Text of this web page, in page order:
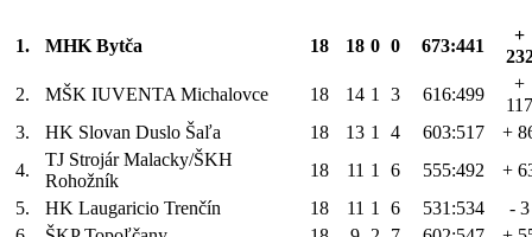
1. MHK Bytča 18 18 0 0 673:441
+
2.
MŠK IUVENTA Michalovce 18 14 1 3 616:499
+
117
3.
HK Slovan Duslo Šaľa 18 13 1 4 603:517
+
4.
TJ Strojár Malacky/ŠKH
Rohožník
18 11 1 6 555:492
+
5.
HK Laugaricio Trenčín 18 11 1 6 531:534
- 3